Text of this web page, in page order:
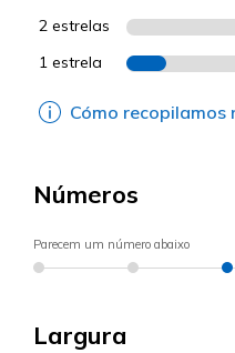
2 estrelas
1 estrela
Cómo recopilamos
Números
Parecem um número abaixo
Largura